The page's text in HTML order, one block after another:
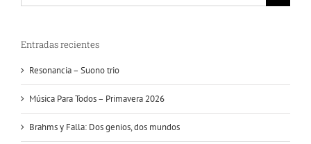
Entradas recientes
Resonancia – Suono trio
Música Para Todos – Primavera 2026
Brahms y Falla: Dos genios, dos mundos